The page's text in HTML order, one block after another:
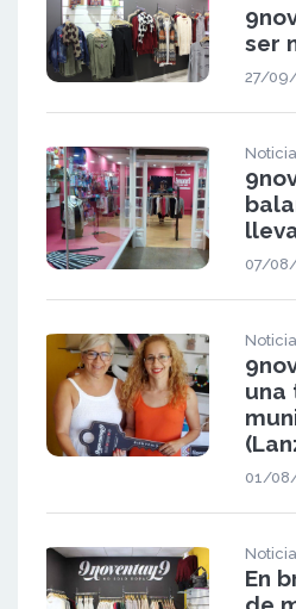
ser
27/
Noticia
07/
Noticia
una
01/
Noticia
En